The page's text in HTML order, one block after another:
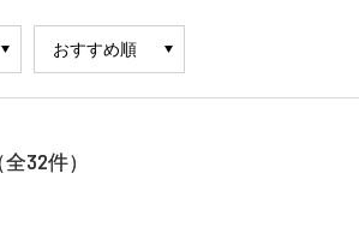
全32件）